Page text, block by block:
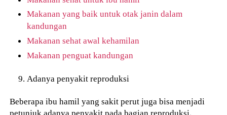
Makanan yang baik untuk otak janin dalam
kandungan
Makanan sehat awal kehamilan
Makanan penguat kandungan
Adanya penyakit reproduksi
Beberapa ibu hamil yang sakit perut juga bisa menjadi
petunjuk adanya penyakit pada bagian reproduksi.